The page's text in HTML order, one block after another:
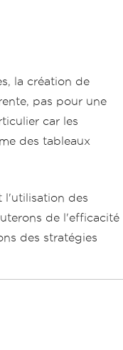
la création de
pas pour une
car les
des tableaux
l'utilisation des
de l'efficacité
des stratégies